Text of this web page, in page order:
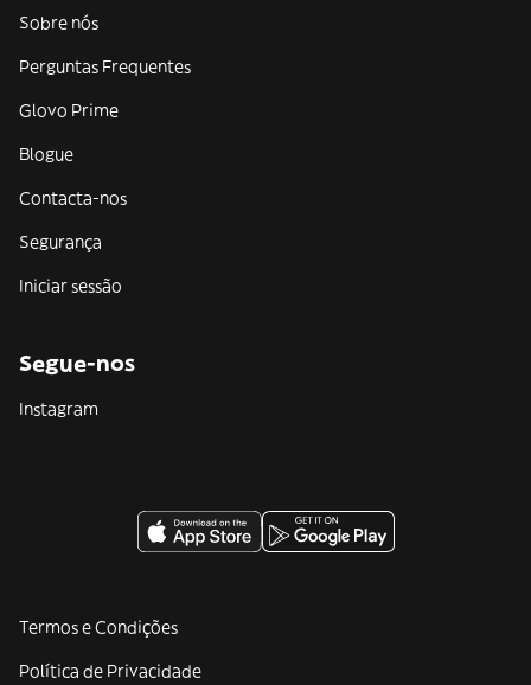
Sobre nós
Perguntas Frequentes
Glovo Prime
Blogue
Contacta-nos
Segurança
Iniciar sessão
Segue-nos
Instagram
Termos e Condições
Política de Privacidade